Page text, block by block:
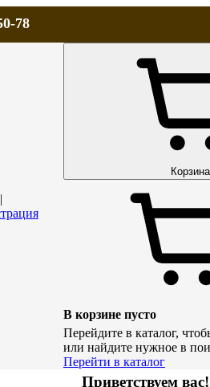
78
ДОСТАВКА
Корзина
В корзине пусто
Перейдите в каталог,
или найдите нужное в
Перейти в каталог
Приветствуем вас!